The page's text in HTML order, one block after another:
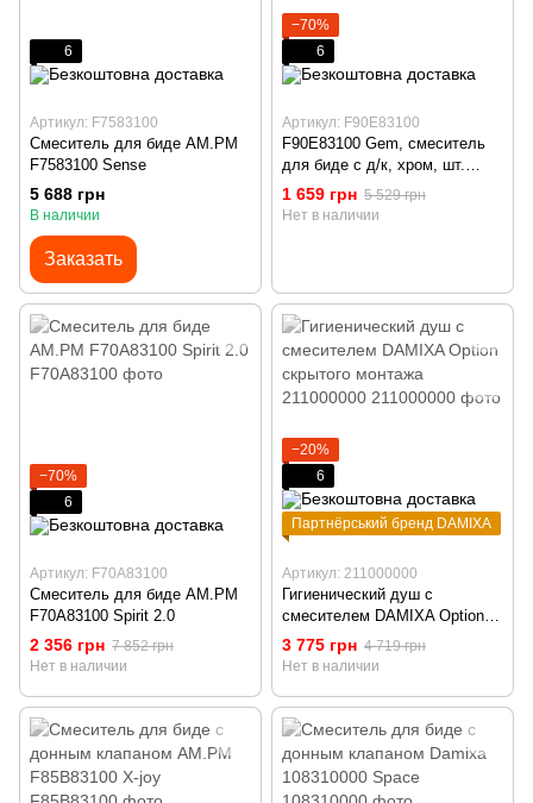
6
Артикул: F7583100
Смеситель для биде AM.PM
F7583100 Sense
5 688 грн
В наличии
Заказать
−70%
6
Артикул: F90E83100
F90E83100 Gem, смеситель
для биде с д/к, хром, шт.
AM.PM F90E83100 Gem
1 659 грн 5 529 грн
Нет в наличии
−70%
6
Артикул: F70A83100
Смеситель для биде AM.PM
F70A83100 Spirit 2.0
2 356 грн 7 852 грн
Нет в наличии
−20%
6
Партнёрський бренд DAMIXA
Артикул: 211000000
Гигиенический душ с
смесителем DAMIXA Option
скрытого монтажа 211000000
3 775 грн 4 719 грн
Нет в наличии